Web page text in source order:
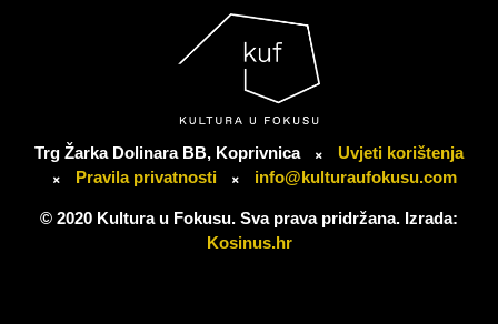
Trg Žarka Dolinara BB, Koprivnica
Uvjeti korištenja
Pravila privatnosti
info@kulturaufokusu.com
© 2020 Kultura u Fokusu. Sva prava pridržana. Izrada:
Kosinus.hr